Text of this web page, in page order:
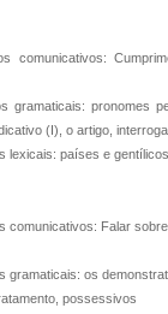
comunicativos:
gramaticais: pronomes
(I), o artigo,
lexicais: países e
comunicativos: Falar
gramaticais: os
possessivos